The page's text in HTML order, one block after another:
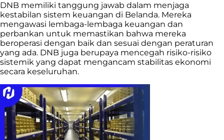
DNB memiliki tanggung jawab dalam menjaga
kestabilan sistem keuangan di Belanda. Mereka
mengawasi lembaga-lembaga keuangan dan
perbankan untuk memastikan bahwa mereka
beroperasi dengan baik dan sesuai dengan peraturan
yang ada. DNB juga berupaya mencegah risiko-risiko
sistemik yang dapat mengancam stabilitas ekonomi
secara keseluruhan.